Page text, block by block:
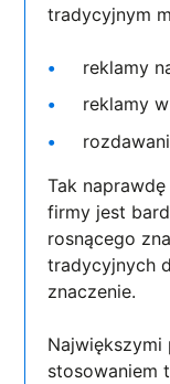
tradycyjnym
reklamy
reklamy
Tak
firmy jest
rosnącego
tradycyjnych
znaczenie.
Największymi
stosowaniem